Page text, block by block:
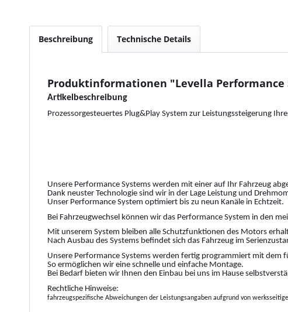
Beschreibung Technische Details
Produktinformationen "Levella Performance
Artikelbeschreibung
Prozessorgesteuertes Plug&Play System zur Leistungssteigerung
Unsere Performance Systems werden mit einer auf Ihr Fahrzeug
Dank neuster Technologie sind wir in der Lage Leistung und
Unser Performance System optimiert bis zu neun Kanäle in Echtzeit.
Bei Fahrzeugwechsel können wir das Performance System in den
Mit unserem System bleiben alle Schutzfunktionen des Motors
Nach Ausbau des Systems befindet sich das Fahrzeug im
Unsere Performance Systems werden fertig programmiert mit dem
So ermöglichen wir eine schnelle und einfache Montage.
Bei Bedarf bieten wir Ihnen den Einbau bei uns im Hause
Rechtliche Hinweise:
fahrzeugspezifische Abweichungen der Leistungsangaben aufgrund von